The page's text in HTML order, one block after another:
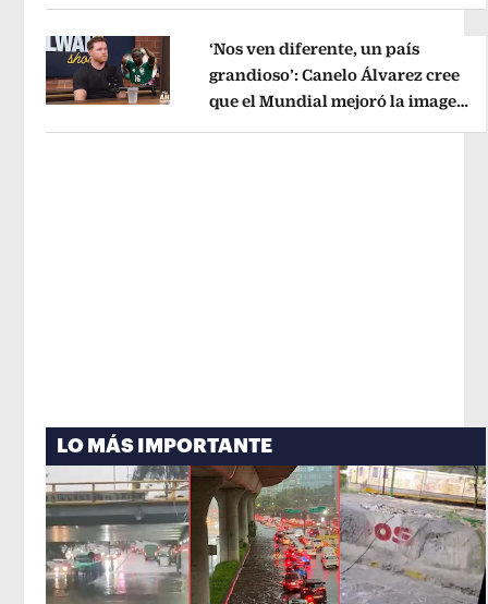
‘Nos ven diferente, un país
grandioso’: Canelo Álvarez cree
que el Mundial mejoró la imagen
LO MÁS IMPORTANTE